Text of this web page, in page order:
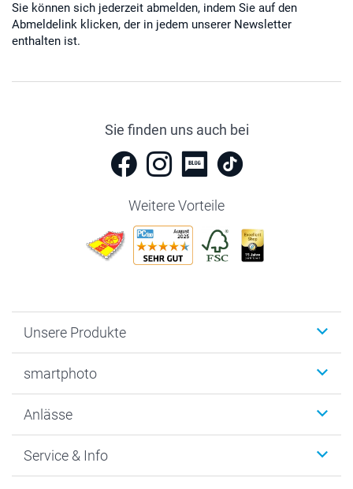
Sie können sich jederzeit abmelden, indem Sie auf den
Abmeldelink klicken, der in jedem unserer Newsletter
enthalten ist.
Sie finden uns auch bei
Weitere Vorteile
Unsere Produkte
Fotogeschenke
MyNameBook
Fotoabzüge, Fotos als Buch & Poster
smartphoto
Warum smartphoto
Datenschutz
Anlässe
Neujahr
Service & Info